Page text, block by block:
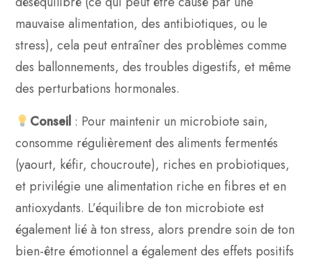
mauvaise alimentation, des antibiotiques, ou le
stress), cela peut entraîner des problèmes comme
des ballonnements, des troubles digestifs, et même
des perturbations hormonales.
Conseil: Pour maintenir un microbiote sain,
consomme régulièrement des aliments fermentés
(yaourt, kéfir, choucroute), riches en probiotiques,
et privilégie une alimentation riche en fibres et en
antioxydants. L’équilibre de ton microbiote est
également lié à ton stress, alors prendre soin de ton
bien-être émotionnel a également des effets positifs